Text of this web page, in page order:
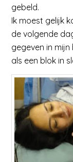
gebeld.
Ik moest gelijk
de volgende
gegeven in
als een blok in